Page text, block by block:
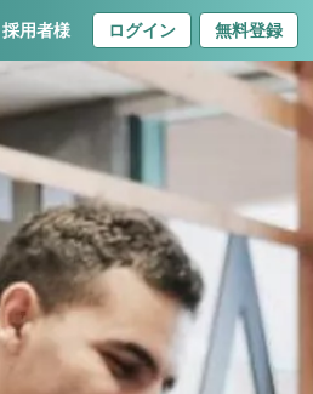
採用者様 ログイン 無料登録